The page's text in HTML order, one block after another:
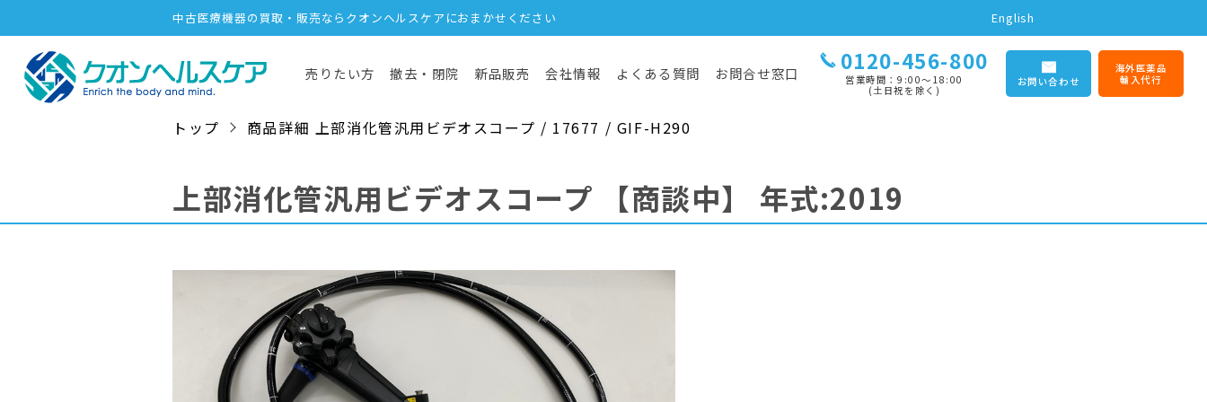
中古医療機器の買取・販売ならクオンヘルスケアにおまかせください English
売りたい方 撤去・閉院 新品販売 会社情報 よくある質問 お問合せ窓口 0120-456-800
営業時間：9:00〜18:00
(土日祝を除く)
お問い合わせ
海外医薬品
輸入代行
トップ 商品詳細 上部消化管汎用ビデオスコープ / 17677 / GIF-H290
上部消化管汎用ビデオスコープ 【商談中】 年式:2019